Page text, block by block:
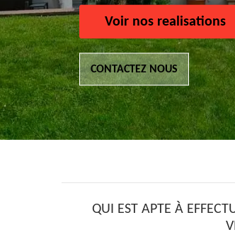
Voir nos realisations
CONTACTEZ NOUS
QUI EST APTE À